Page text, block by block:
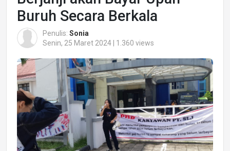
Buruh Secara Berkala
Penulis: Sonia
Senin, 25 Maret 2024 | 1.360 views